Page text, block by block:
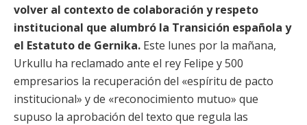
volver al contexto de colaboración y respeto
institucional que alumbró la Transición española y
el Estatuto de Gernika. Este lunes por la mañana,
Urkullu ha reclamado ante el rey Felipe y 500
empresarios la recuperación del «espíritu de pacto
institucional» y de «reconocimiento mutuo» que
supuso la aprobación del texto que regula las